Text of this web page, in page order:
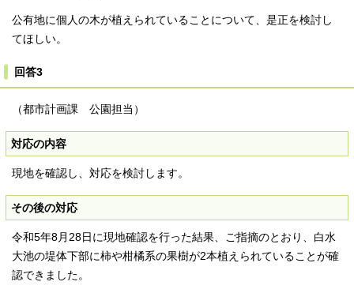
公有地に個人の木が植えられていることについて、是正を検討し
てほしい。
回答3
（都市計画課 公園担当）
対応の内容
現地を確認し、対応を検討します。
その後の対応
令和5年8月28日に現地確認を行った結果、ご指摘のとおり、白水
大池の堤体下部に柿や柑橘系の果樹が2本植えられていることが確
認できました。